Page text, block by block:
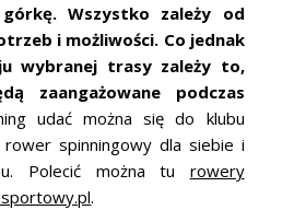
Wszystko zależy od
i możliwości. Co jednak
wybranej trasy zależy to,
zaangażowane podczas
udać można się do klubu
spinningowy dla siebie i
Polecić można tu rowery
.